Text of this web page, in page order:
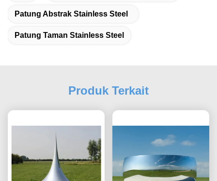
Patung Abstrak Stainless Steel
Patung Taman Stainless Steel
Produk Terkait